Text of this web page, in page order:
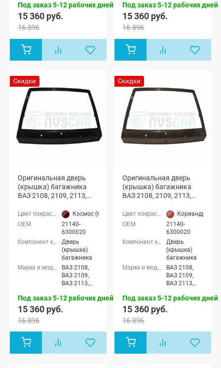
Под заказ 5-12 рабочих дней
15 360 руб.
16 896
Под заказ 5-12 рабочих дней
15 360 руб.
16 896
Скидки
Оригинальная дверь
(крышка) багажника
ВАЗ 2108, 2109, 2113,
(Космос 665)
Космос (665 черный)
21140-
6300020
Дверь
(крышка)
багажника
ВАЗ 2108,
ВАЗ 2109,
ВАЗ 2113,
Под заказ 5-12 рабочих дней
15 360 руб.
16 896
Скидки
Оригинальная дверь
(крышка) багажника
ВАЗ 2108, 2109, 2113,
(Кориандр 790)
Кориандр (790
21140-
6300020
Дверь
(крышка)
багажника
ВАЗ 2108,
ВАЗ 2109,
ВАЗ 2113,
Под заказ 5-12 рабочих дней
15 360 руб.
16 896